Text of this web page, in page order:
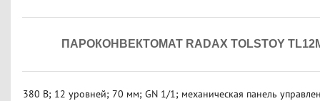
ПАРОКОНВЕКТОМАТ RADAX TOLSTOY
380 В; 12 уровней; 70 мм; GN 1/1; механическая панель